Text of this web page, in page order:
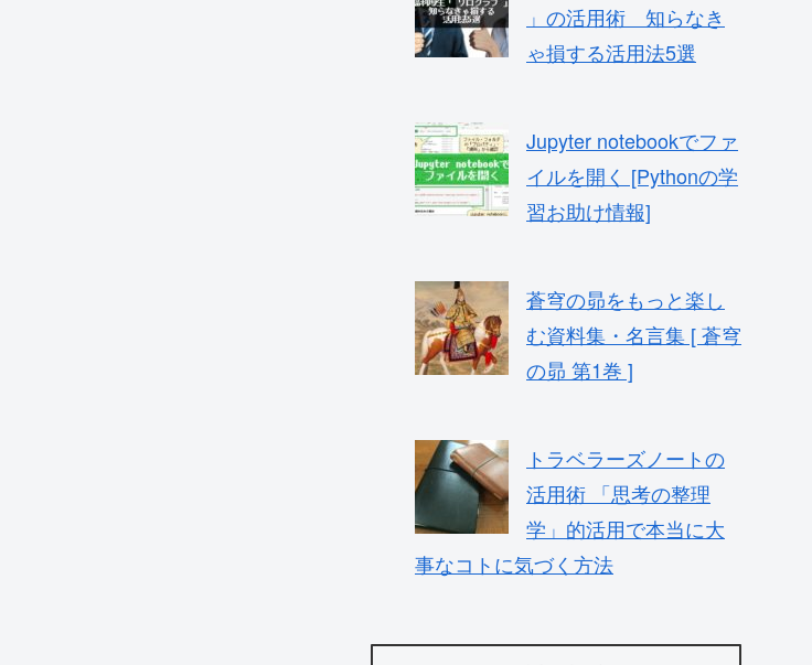
」の活用術 知らなき
ゃ損する活用法5選
Jupyter notebookでファ
イルを開く [Pythonの学
習お助け情報]
蒼穹の昴をもっと楽し
む資料集・名言集 [ 蒼穹
の昴 第1巻 ]
トラベラーズノートの
活用術 「思考の整理
学」的活用で本当に大
事なコトに気づく方法